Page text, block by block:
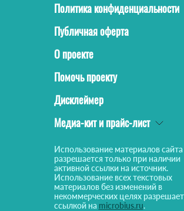
Политика конфиденциальности
Публичная оферта
О проекте
Помочь проекту
Дисклеймер
Медиа-кит и прайс-лист
Использование материалов сайта
разрешается только при наличии
активной ссылки на источник.
Использование всех текстовых
материалов без изменений в
некоммерческих целях
ссылкой на microbius.ru.